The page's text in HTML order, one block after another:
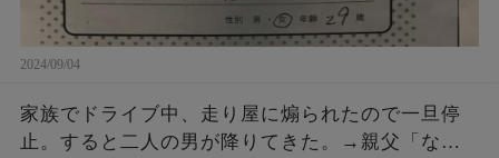
2024/09/04
家族でドライブ中、走り屋に煽られたので一旦停
止。すると二人の男が降りてきた。→親父「なん